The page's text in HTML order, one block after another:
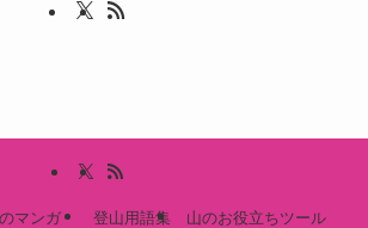
マンガ 登山用語集 山のお役立ちツール